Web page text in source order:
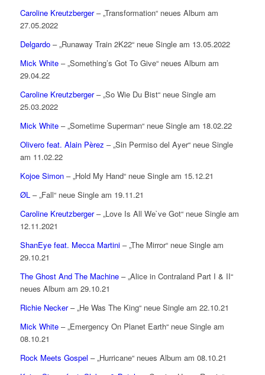
Caroline Kreutzberger– „Transformation“ neues Album am
27.05.2022
Delgardo– „Runaway Train 2K22“ neue Single am 13.05.2022
Mick White– „Something’s Got To Give“ neues Album am
29.04.22
Caroline Kreutzberger– „So Wie Du Bist“ neue Single am
25.03.2022
Mick White– „Sometime Superman“ neue Single am 18.02.22
Olivero feat. Alain Pèrez – „Sin Permiso del Ayer“ neue Single
am 11.02.22
Kojoe Simon– „Hold My Hand“ neue Single am 15.12.21
ØL– „Fall“ neue Single am 19.11.21
Caroline Kreutzberger– „Love Is All We`ve Got“ neue Single am
12.11.2021
ShanEye feat. Mecca Martini– „The Mirror“ neue Single am
29.10.21
The Ghost And The Machine– „Alice in Contraland Part I & II“
neues Album am 29.10.21
Richie Necker– „He Was The King“ neue Single am 22.10.21
Mick White– „Emergency On Planet Earth“ neue Single am
08.10.21
Rock Meets Gospel – „Hurricane“ neues Album am 08.10.21